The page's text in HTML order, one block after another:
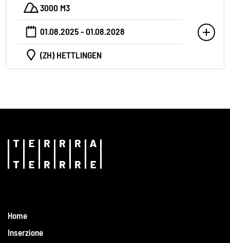
3000 M3
01.08.2025 - 01.08.2028
(ZH) HETTLINGEN
Home
Inserzione